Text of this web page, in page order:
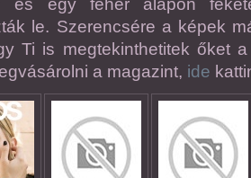
és egy fehér alapon
le. Szerencsére a képek
Ti is megtekinthetitek őket
a magazint, ide